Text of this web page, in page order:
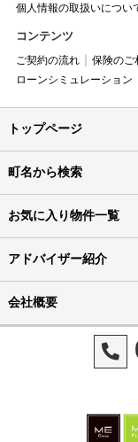
個人情報の取扱いについ
コンテンツ
ご契約の流れ 保険のご
ローンシミュレーション
トップページ
町名から検索
お気に入り物件一覧
アドバイザー紹介
会社概要